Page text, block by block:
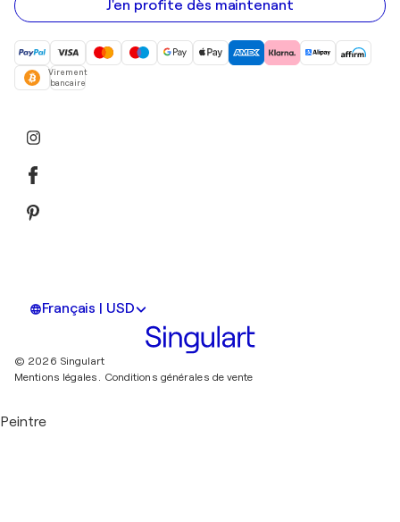
mail
J'en profite dès maintenant
Virement
bancaire
Français | USD
© 2026 Singulart
Mentions légales. Conditions générales de vente
Peintre